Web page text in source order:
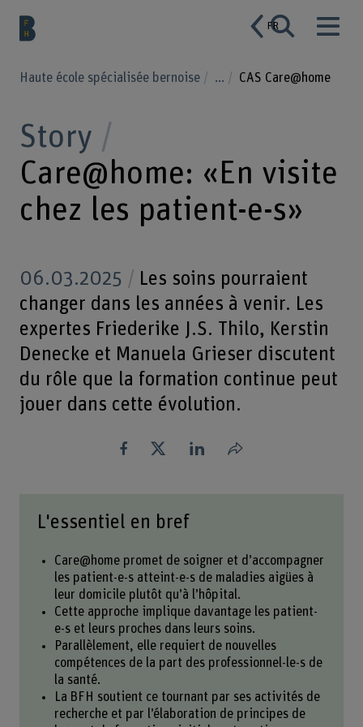
FR
Haute école spécialisée bernoise ... CAS Care@home
Story
Care@home: «En visite
chez les patient-e-s»
06.03.2025
Les soins pourraient
changer dans les années à venir. Les
expertes Friederike J.S. Thilo, Kerstin
Denecke et Manuela Grieser discutent
du rôle que la formation continue peut
jouer dans cette évolution.
Partager
L'essentiel en bref
Care@home promet de soigner et d’accompagner
les patient-e-s atteint-e-s de maladies aigües à
leur domicile plutôt qu’à l’hôpital.
Cette approche implique davantage les patient-
e-s et leurs proches dans leurs soins.
Parallèlement, elle requiert de nouvelles
compétences de la part des professionnel-le-s de
la santé.
La BFH soutient ce tournant par ses activités de
recherche et par l’élaboration de principes de